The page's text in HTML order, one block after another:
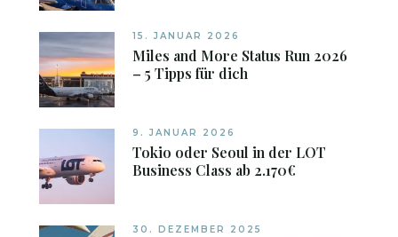
15. JANUAR 2026
Miles and More Status Run 2026
– 5 Tipps für dich
9. JANUAR 2026
Tokio oder Seoul in der LOT
Business Class ab 2.170€
30. DEZEMBER 2025